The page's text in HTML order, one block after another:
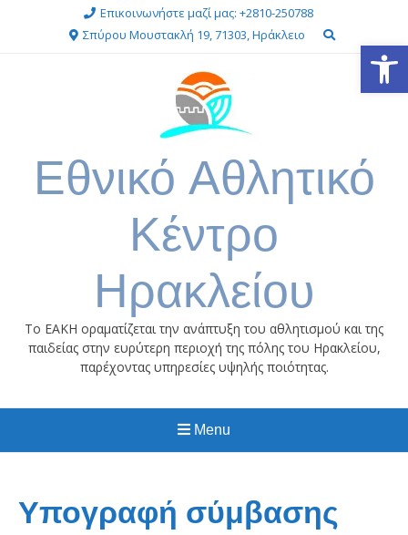
Επικοινωνήστε μαζί μας: +2810-250788
Σπύρου Μουστακλή 19, 71303, Ηράκλειο
Εθνικό Αθλητικό
Κέντρο
Ηρακλείου
Το ΕΑΚΗ οραματίζεται την ανάπτυξη του αθλητισμού και της
παιδείας στην ευρύτερη περιοχή της πόλης του Ηρακλείου,
παρέχοντας υπηρεσίες υψηλής ποιότητας.
Menu
Υπογραφή σύμβασης